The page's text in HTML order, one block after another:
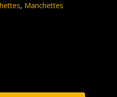
, Manchettes